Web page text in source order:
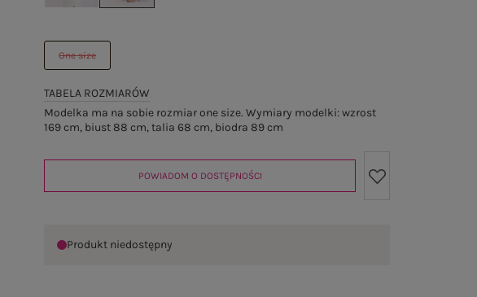
One size
TABELA ROZMIARÓW
Modelka ma na sobie rozmiar one size. Wymiary modelki: wzrost
169 cm, biust 88 cm, talia 68 cm, biodra 89 cm
POWIADOM O DOSTĘPNOŚCI
Produkt niedostępny